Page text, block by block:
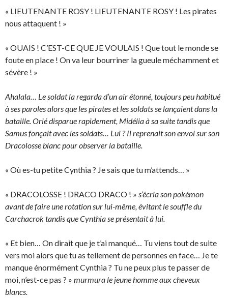
« LIEUTENANTE ROSY ! LIEUTENANTE ROSY ! Les pirates
nous attaquent ! »
« OUAIS ! C’EST-CE QUE JE VOULAIS ! Que tout le monde se
foute en place ! On va leur bourriner la gueule méchamment et
sévère ! »
Ahalala… Le soldat la regarda d’un air étonné, toujours peu habitué
à ses paroles alors que les pirates et les soldats se lançaient dans la
bataille. Orié disparue rapidement, Midélia à sa suite tandis que
Samus fonçait avec les soldats… Lui ? Il reprenait son envol sur son
Dracolosse blanc pour observer la bataille.
« Où es-tu petite Cynthia ? Je sais que tu m’attends… »
« DRACOLOSSE ! DRACO DRACO ! » s’écria son pokémon
avant de faire une rotation sur lui-même, évitant le souffle du
Carchacrok tandis que Cynthia se présentait à lui.
« Et bien… On dirait que je t’ai manqué… Tu viens tout de suite
vers moi alors que tu as tellement de personnes en face… Je te
manque énormément Cynthia ? Tu ne peux plus te passer de
moi, n’est-ce pas ? » murmura le jeune homme aux cheveux
blancs.